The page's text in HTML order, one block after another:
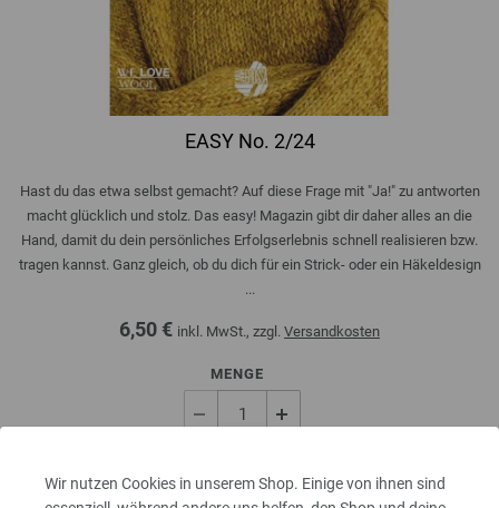
Wir nutzen Cookies in unserem Shop. Einige von ihnen sind
EASY No. 2/24
Hast du das etwa selbst gemacht? Auf diese Frage mit "Ja!" zu antworten
macht glücklich und stolz. Das easy! Magazin gibt dir daher alles an die
Hand, damit du dein persönliches Erfolgserlebnis schnell realisieren bzw.
tragen kannst. Ganz gleich, ob du dich für ein Strick- oder ein Häkeldesign
...
6,50 € inkl. MwSt., zzgl. Versandkosten
MENGE
IN DEN EINKAUFSWAGEN LEGEN